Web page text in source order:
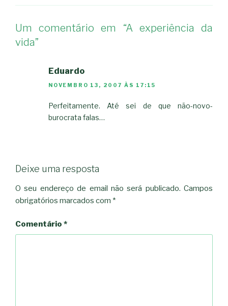
Um comentário em “A experiência da
vida”
Eduardo
NOVEMBRO 13, 2007 ÀS 17:15
Perfeitamente. Até sei de que não-novo-
burocrata falas…
Deixe uma resposta
O seu endereço de email não será publicado. Campos
obrigatórios marcados com *
Comentário *